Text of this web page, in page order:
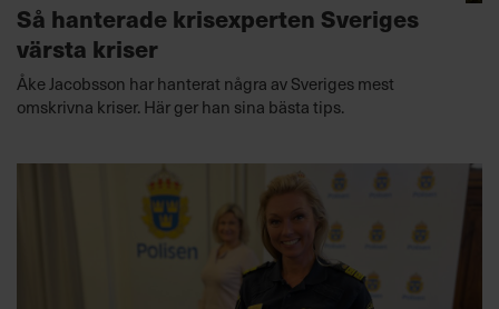
Så hanterade krisexperten Sveriges
värsta kriser
Åke Jacobsson har hanterat några av Sveriges mest
omskrivna kriser. Här ger han sina bästa tips.